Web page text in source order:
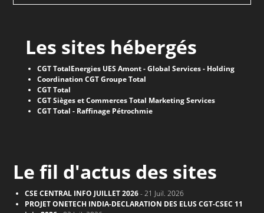
Les sites hébergés
CGT TotalEnergies UES Amont - Global Services - Holding
Coordination CGT Groupe Total
CGT Total
CGT Sièges et Commerces Total Marketing Services
CGT Total - Raffinage Pétrochmie
Le fil d'actus des sites
CSE CENTRAL INFO JUILLET 2026- 21 Juil. 2026
PROJET ONETECH INDIA-DECLARATION DES ELUS CGT-CSEC 11